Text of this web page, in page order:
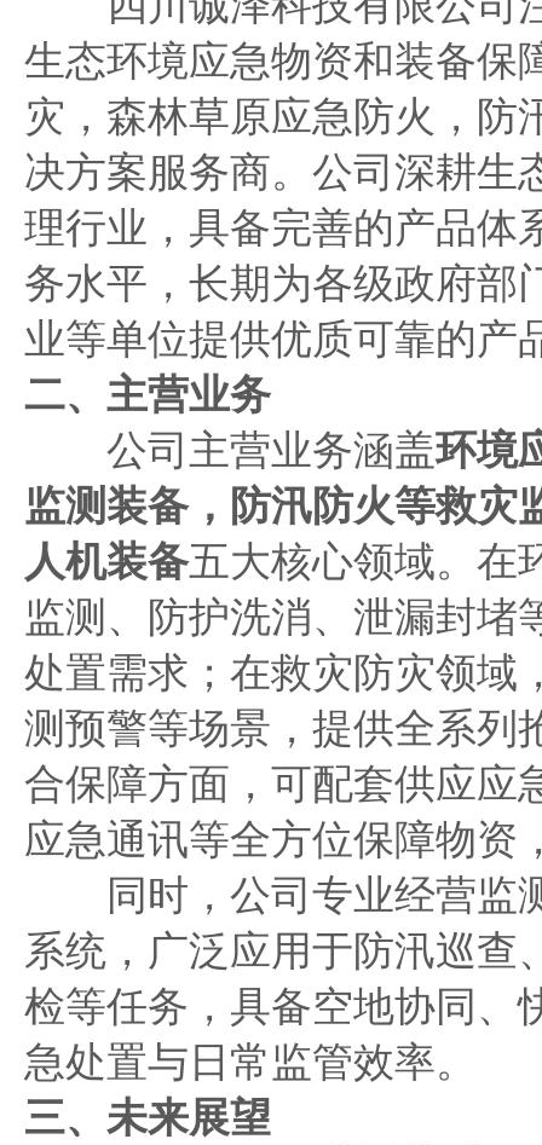
生态环境应急物资和装备保
灾，森林草原应急防火，防
决方案服务商。公司深耕生
理行业，具备完善的产品体
务水平，长期为各级政府部
业等单位提供优质可靠的产
二、主营业务
公司主营业务涵盖环境
监测装备，防汛防火等救灾
人机装备五大核心领域。在
监测、防护洗消、泄漏封堵
处置需求；在救灾防灾领域
测预警等场景，提供全系列
合保障方面，可配套供应应
应急通讯等全方位保障物
同时，公司专业经营监
系统，广泛应用于防汛巡查
检等任务，具备空地协同、
急处置与日常监管效率。
三、未来展望